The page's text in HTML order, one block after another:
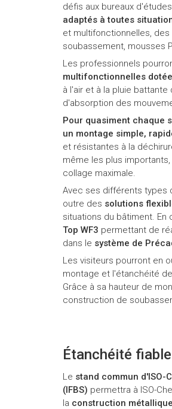
défis aux bureaux
adaptés à toutes
et multifonctionnelles,
soubassement, mousses
Les professionnels
multifonctionnelles
à l'air et à la pluie
d'absorption des
Pour quasiment chaque
un montage simple,
et résistantes à la
même les plus
collage maximale.
Avec ses différents types
outre des solutions
situations du bâtiment.
Top WF3 permettant de
dans le système de
Les visiteurs pourront en
montage et l'étanchéité
Grâce à sa hauteur de
construction de
Étanchéité
Le stand commun
(IFBS) permettra à ISO-
la construction